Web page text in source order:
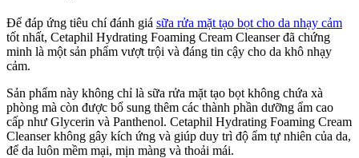
Để đáp ứng tiêu chí đánh giá sữa rửa mặt tạo bọt cho da nhạy cảm
tốt nhất, Cetaphil Hydrating Foaming Cream Cleanser đã chứng
minh là một sản phẩm vượt trội và đáng tin cậy cho da khô nhạy
cảm.
Sản phẩm này không chỉ là sữa rửa mặt tạo bọt không chứa xà
phòng mà còn được bổ sung thêm các thành phần dưỡng ẩm cao
cấp như Glycerin và Panthenol. Cetaphil Hydrating Foaming Cream
Cleanser không gây kích ứng và giúp duy trì độ ẩm tự nhiên của da,
để da luôn mềm mại, mịn màng và thoải mái.